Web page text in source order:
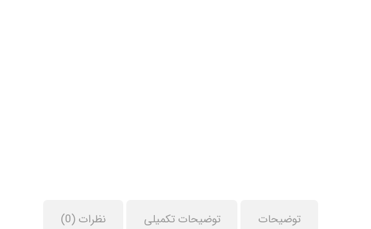
توضیحات توضیحات تکمیلی نظرات (0)